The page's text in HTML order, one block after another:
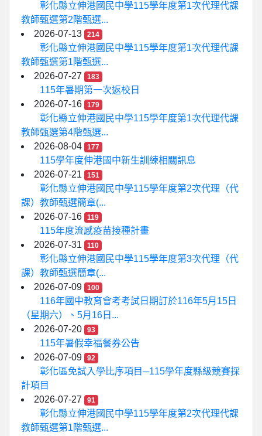
彰化縣立伸港國民中學115學年度第1次代理代課
教師甄選第2階甄選...
2026-07-13
214
彰化縣立伸港國民中學115學年度第1次代理代課
教師甄選第1階甄選...
2026-07-27
183
115年暑期第一次返校日
2026-07-16
179
彰化縣立伸港國民中學115學年度第1次代理代課
教師甄選第4階甄選...
2026-08-04
177
115學年度伸港國中新生訓練相關訊息
2026-07-21
151
彰化縣立伸港國民中學115學年度第2次代理（代
課）教師甄選簡章(...
2026-07-16
119
115年度流感疫苗接種計畫
2026-07-31
110
彰化縣立伸港國民中學115學年度第3次代理（代
課）教師甄選簡章(...
2026-07-09
100
116年國中教育會考考試日期訂於116年5月15日
（星期六）、5月16日...
2026-07-20
93
115年暑假幸福餐券公告
2026-07-09
92
彰化區免試入學比序項目─115學年度縣級競賽採
計項目
2026-07-27
91
彰化縣立伸港國民中學115學年度第2次代理代課
教師甄選第1階甄選...